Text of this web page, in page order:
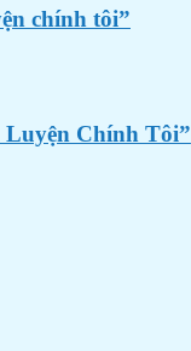
chính tôi”
Luyện Chính Tôi”